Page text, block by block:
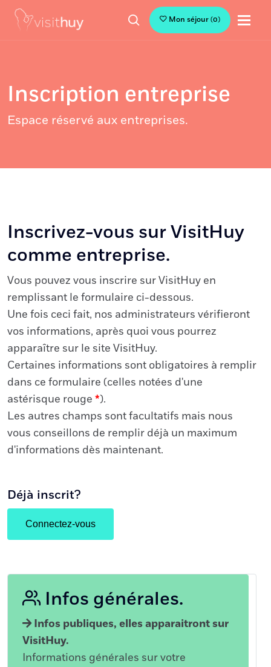
Mon séjour(0)
Inscription entreprise
Espace réservé aux entreprises.
Inscrivez-vous sur VisitHuy
comme entreprise.
Vous pouvez vous inscrire sur VisitHuy en
remplissant le formulaire ci-dessous.
Une fois ceci fait, nos administrateurs vérifieront
vos informations, après quoi vous pourrez
apparaître sur le site VisitHuy.
Certaines informations sont obligatoires à remplir
dans ce formulaire (celles notées d'une
astérisque rouge *).
Les autres champs sont facultatifs mais nous
vous conseillons de remplir déjà un maximum
d'informations dès maintenant.
Déjà inscrit?
Connectez-vous
Infos générales.
Infos publiques, elles apparaitront sur
VisitHuy.
Informations générales sur votre